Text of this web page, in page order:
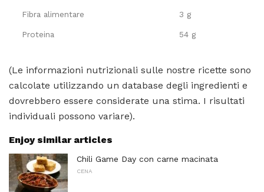
Fibra alimentare 3 g
Proteina 54 g
(Le informazioni nutrizionali sulle nostre ricette sono
calcolate utilizzando un database degli ingredienti e
dovrebbero essere considerate una stima. I risultati
individuali possono variare).
Enjoy similar articles
Chili Game Day con carne macinata
CENA